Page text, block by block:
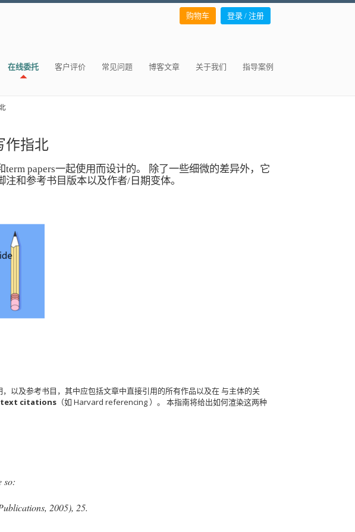
购物车 登录 / 注册
在线委托 客户评价 常见问题 博客文章 关于我们 指导案例
作指北
papers一起使用而设计的。
除了一些细微的差异外，它
和参考书目版本以及作者/日期变体。
以及参考书目，其中应包括文章中直接引用的所有作品以及在与主体的关
citations （如 Harvard referencing ）。
本指南将给出如何渲染这两种
so:
2005), 25.